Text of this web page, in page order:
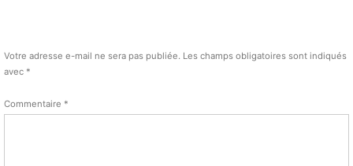
Votre adresse e-mail ne sera pas publiée. Les champs obligatoires sont indiqués
avec *
Commentaire *